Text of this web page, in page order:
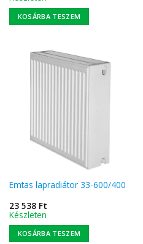
KOSÁRBA TESZEM
Emtas lapradiátor 33-600/400
23 538 Ft
Készleten
KOSÁRBA TESZEM